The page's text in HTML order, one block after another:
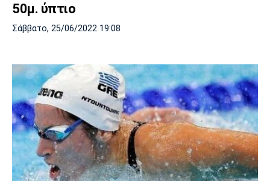
50μ. ύπτιο
Σάββατο, 25/06/2022 19:08